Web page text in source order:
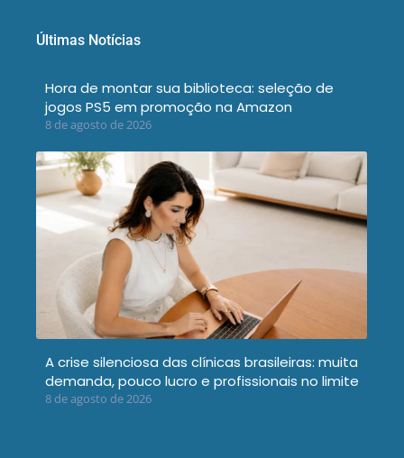
Últimas Notícias
Hora de montar sua biblioteca: seleção de
jogos PS5 em promoção na Amazon
8 de agosto de 2026
A crise silenciosa das clínicas brasileiras: muita
demanda, pouco lucro e profissionais no limite
8 de agosto de 2026